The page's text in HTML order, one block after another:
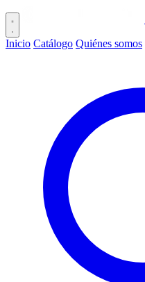
Inicio Catálogo Quiénes somos